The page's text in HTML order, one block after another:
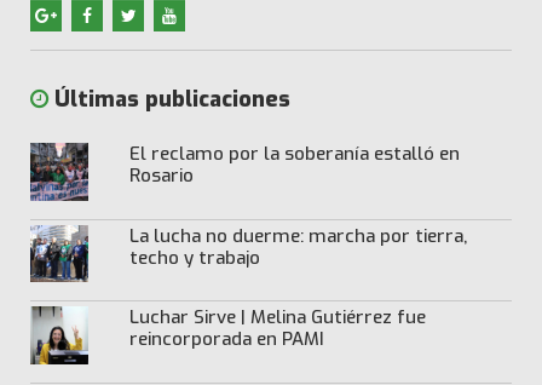
Últimas publicaciones
El reclamo por la soberanía estalló en
Rosario
La lucha no duerme: marcha por tierra,
techo y trabajo
Luchar Sirve | Melina Gutiérrez fue
reincorporada en PAMI